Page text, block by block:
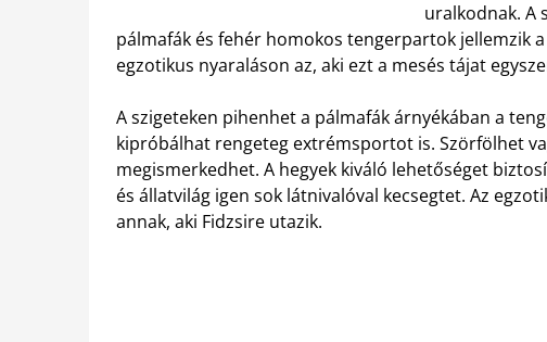
uralkodnak. A
pálmafák és fehér homokos tengerpartok jellemzik
egzotikus nyaraláson az, aki ezt a mesés tájat
A szigeteken pihenhet a pálmafák árnyékában a
kipróbálhat rengeteg extrémsportot is. Szörfölhet
megismerkedhet. A hegyek kiváló lehetőséget
és állatvilág igen sok látnivalóval kecsegtet. Az
annak, aki Fidzsire utazik.